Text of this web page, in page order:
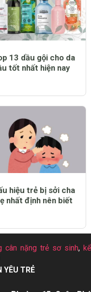
13 dầu gội cho da
tốt nhất hiện nay
hiệu trẻ bị sởi cha
nhất định nên biết
cân nặng trẻ sơ sinh, kể
YÊU TRẺ